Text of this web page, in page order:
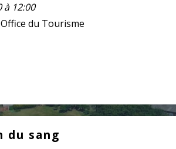
du Tourisme
du sang
2026 14:00 à 18:30